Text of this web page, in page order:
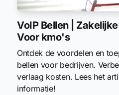
VoIP Bellen |
Voor kmo's
Ontdek de voordelen en
bellen voor bedrijven.
verlaag kosten. Lees het
informatie!